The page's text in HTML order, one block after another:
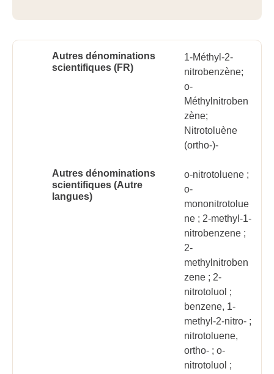
Autres dénominations
scientifiques (FR)
1-Méthyl-2-
nitrobenzène;
o-
Méthylnitroben
zène;
Nitrotoluène
(ortho-)-
Autres dénominations
scientifiques (Autre
langues)
o-nitrotoluene ;
o-
mononitrotolue
ne ; 2-methyl-1-
nitrobenzene ;
2-
methylnitroben
zene ; 2-
nitrotoluol ;
benzene, 1-
methyl-2-nitro- ;
nitrotoluene,
ortho- ; o-
nitrotoluol ;